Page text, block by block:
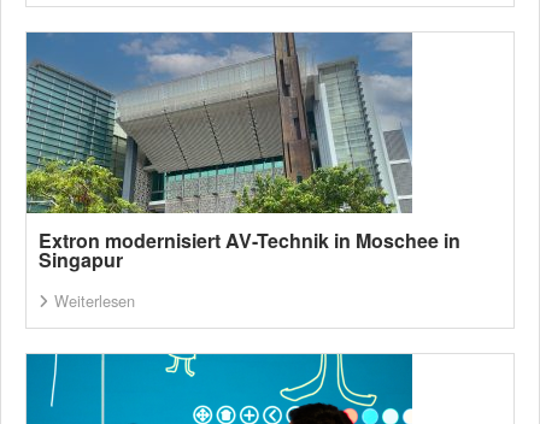
Extron modernisiert AV-Technik in Moschee in
Singapur
Weiterlesen